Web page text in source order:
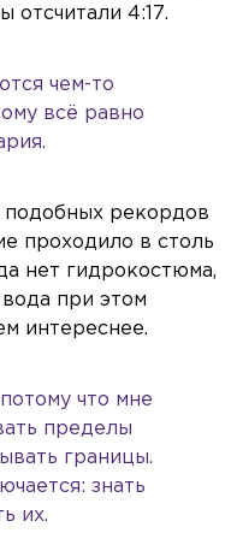
отсчитали 4:17.
чем-то
всё равно
подобных рекордов
проходило в столь
нет гидрокостюма,
при этом
интереснее.
что мне
пределы
границы.
знать
их.